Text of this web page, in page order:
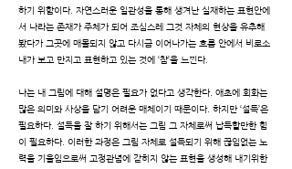
하기 위함이다. 자연스러운 일관성을 통해 생겨난 실재하는 표현안에
서 나라는 존재가 주체가 되어 조심스레 그것 자체의 현상을 유추해
봤다가 그곳에 매몰되지 않고 다시금 이어나가는 흐름 안에서 비로소
내가 보고 만지고 표현하고 있는 것에 ‘참’을 느낀다.
나는 내 그림에 대해 설명은 필요가 없다고 생각한다. 애초에 회화는
많은 의미와 사상을 담기 어려운 매체이기 때문이다. 하지만 ‘설득’은
필요하다. 설득을 잘 하기 위해서는 그림 그 자체로써 납득할만한 힘
이 필요하다. 이러한 과정은 그림 자체로 설득되기 위해 끊임없는 노
력을 기울임으로써 고정관념에 갇히지 않는 표현을 생성해 내기위한